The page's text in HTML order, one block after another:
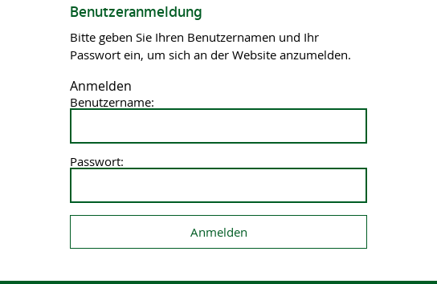
Benutzeranmeldung
Bitte geben Sie Ihren Benutzernamen und Ihr
Passwort ein, um sich an der Website anzumelden.
Anmelden
Benutzername:
Passwort: